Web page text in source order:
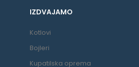
IZDVAJAMO
Kotlovi
Bojleri
Kupatilska oprema